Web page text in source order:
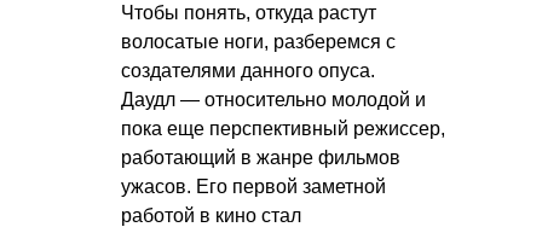
Чтобы понять, откуда растут
волосатые ноги, разберемся с
создателями данного опуса.
Даудл — относительно молодой и
пока еще перспективный режиссер,
работающий в жанре фильмов
ужасов. Его первой заметной
работой в кино стал